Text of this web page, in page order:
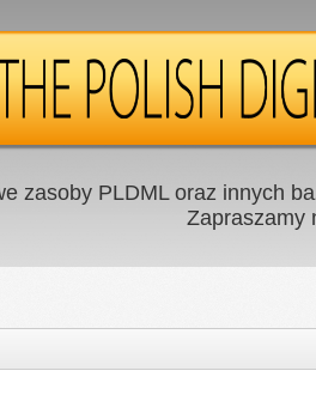
zasoby PLDML oraz innych
Zapraszamy